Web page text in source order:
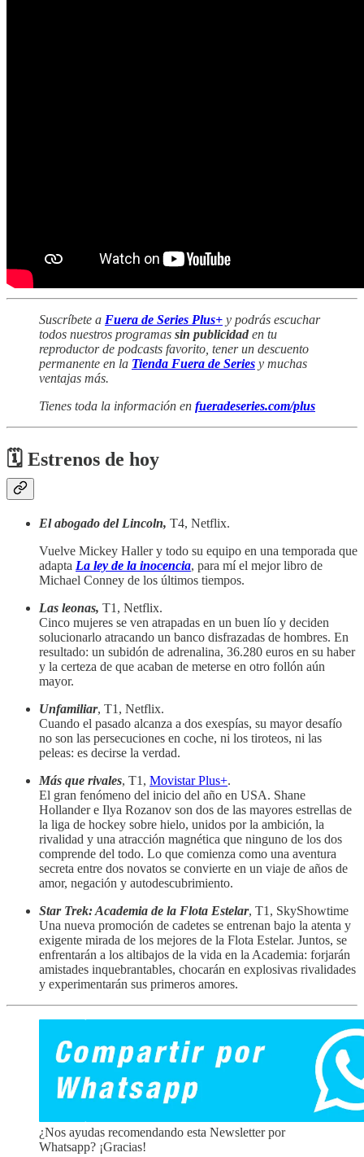
Suscríbete a Fuera de Series Plus+ y podrás escuchar
todos nuestros programas sin publicidad en tu
reproductor de podcasts favorito, tener un descuento
permanente en la Tienda Fuera de Series y muchas
ventajas más.
Tienes toda la información en fueradeseries.com/plus
🗓 Estrenos de hoy
El abogado del Lincoln, T4, Netflix.
Vuelve Mickey Haller y todo su equipo en una temporada que
adapta La ley de la inocencia, para mí el mejor libro de
Michael Conney de los últimos tiempos.
Las leonas, T1, Netflix.
Cinco mujeres se ven atrapadas en un buen lío y deciden
solucionarlo atracando un banco disfrazadas de hombres. En
resultado: un subidón de adrenalina, 36.280 euros en su haber
y la certeza de que acaban de meterse en otro follón aún
mayor.
Unfamiliar, T1, Netflix.
Cuando el pasado alcanza a dos exespías, su mayor desafío
no son las persecuciones en coche, ni los tiroteos, ni las
peleas: es decirse la verdad.
Más que rivales, T1, Movistar Plus+.
El gran fenómeno del inicio del año en USA. Shane
Hollander e Ilya Rozanov son dos de las mayores estrellas de
la liga de hockey sobre hielo, unidos por la ambición, la
rivalidad y una atracción magnética que ninguno de los dos
comprende del todo. Lo que comienza como una aventura
secreta entre dos novatos se convierte en un viaje de años de
amor, negación y autodescubrimiento.
Star Trek: Academia de la Flota Estelar, T1, SkyShowtime
Una nueva promoción de cadetes se entrenan bajo la atenta y
exigente mirada de los mejores de la Flota Estelar. Juntos, se
enfrentarán a los altibajos de la vida en la Academia: forjarán
amistades inquebrantables, chocarán en explosivas rivalidades
y experimentarán sus primeros amores.
¿Nos ayudas recomendando esta Newsletter por
Whatsapp? ¡Gracias!